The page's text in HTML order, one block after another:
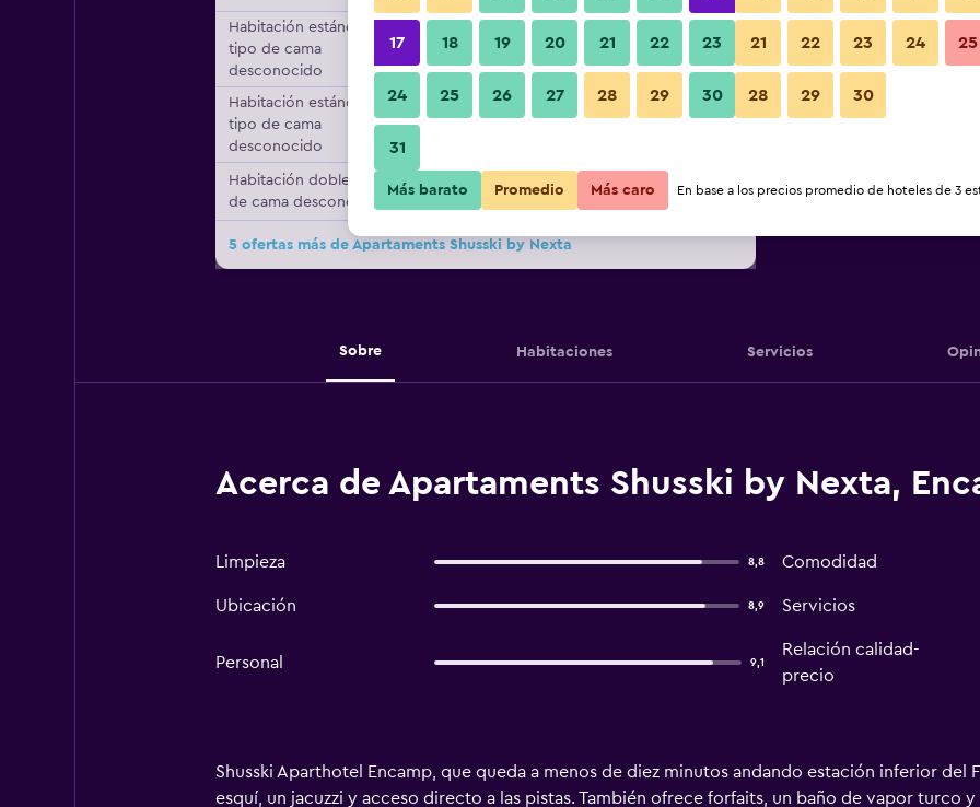
Habitación estándar,
tipo de cama
desconocido
$86 Ver oferta
Habitación estándar,
tipo de cama
desconocido
Habitación doble, tipo
de cama desconocido
$141 Ver oferta
5 ofertas más de Apartaments Shusski by Nexta
Fotos
Sobre Habitaciones Servicios
Acerca de Apartaments Shusski by Nexta,
Limpieza 8,8 Comodidad
Ubicación 8,9 Servicios
Personal 9,1
Relación calidad-
precio
Shusski Aparthotel Encamp, que queda a menos de diez minutos andando estación inferior
esquí, un jacuzzi y acceso directo a las pistas. También ofrece forfaits, un baño de vapor turco
17 18 19 20 21 22 23
24 25 26 27 28 29 30
31
21 22 23 24 25
28 29 30
Más barato Promedio Más caro En base a los precios promedio de hoteles de 3